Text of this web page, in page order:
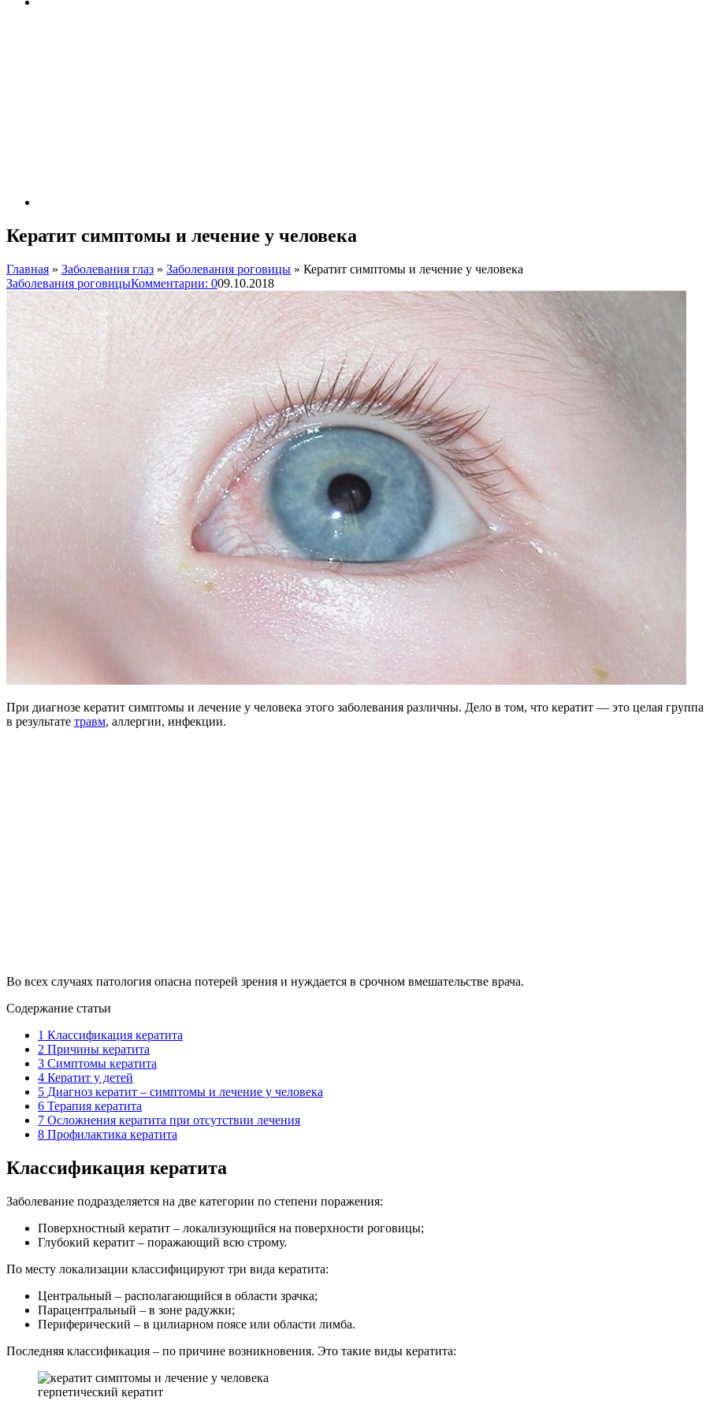
Кератит симптомы и лечение у человека
Главная » Заболевания глаз » Заболевания роговицы » Кератит симптомы и лечение у человека
Заболевания роговицыКомментарии: 009.10.2018
При диагнозе кератит симптомы и лечение у человека этого заболевания различны. Дело в том, что кератит — это целая
в результате травм, аллергии, инфекции.
Во всех случаях патология опасна потерей зрения и нуждается в срочном вмешательстве врача.
Содержание статьи
1 Классификация кератита
2 Причины кератита
3 Симптомы кератита
4 Кератит у детей
5 Диагноз кератит – симптомы и лечение у человека
6 Терапия кератита
7 Осложнения кератита при отсутствии лечения
8 Профилактика кератита
Классификация кератита
Заболевание подразделяется на две категории по степени поражения:
Поверхностный кератит – локализующийся на поверхности роговицы;
Глубокий кератит – поражающий всю строму.
По месту локализации классифицируют три вида кератита:
Центральный – располагающийся в области зрачка;
Парацентральный – в зоне радужки;
Периферический – в цилиарном поясе или области лимба.
Последняя классификация – по причине возникновения. Это такие виды кератита:
герпетический кератит